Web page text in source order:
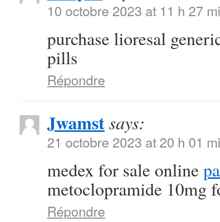
10 octobre 2023 at 11 h 27
purchase lioresal
pills
Répondre
Jwamstsays:
21 octobre 2023 at 20 h 01
medex for sale online
metoclopramide 10mg
Répondre